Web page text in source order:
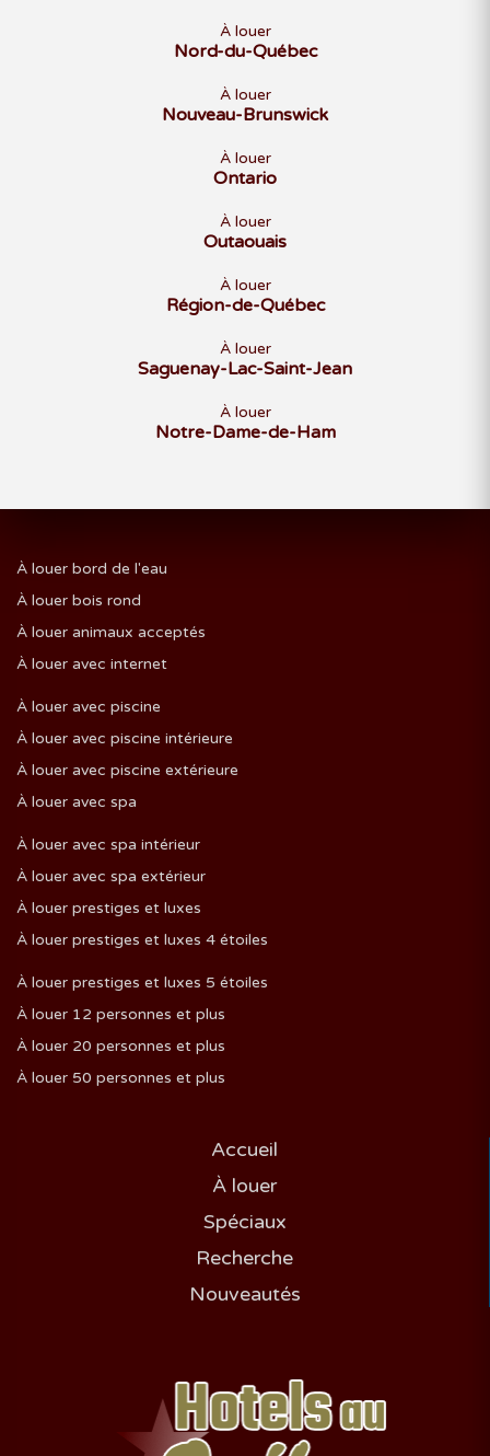
À louer
Nord-du-Québec
À louer
Nouveau-Brunswick
À louer
Ontario
À louer
Outaouais
À louer
Région-de-Québec
À louer
Saguenay-Lac-Saint-Jean
À louer
Notre-Dame-de-Ham
À louer bord de l'eau
À louer bois rond
À louer animaux acceptés
À louer avec internet
À louer avec piscine
À louer avec piscine intérieure
À louer avec piscine extérieure
À louer avec spa
À louer avec spa intérieur
À louer avec spa extérieur
À louer prestiges et luxes
À louer prestiges et luxes 4 étoiles
À louer prestiges et luxes 5 étoiles
À louer 12 personnes et plus
À louer 20 personnes et plus
À louer 50 personnes et plus
Accueil
À louer
Spéciaux
Recherche
Nouveautés